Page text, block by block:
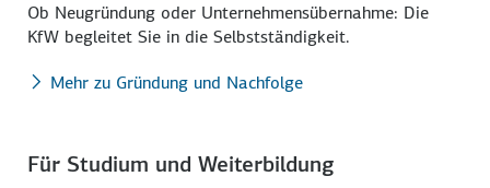
Ob Neu­gründung oder Unternehmens­übernahme: Die
KfW begleitet Sie in die Selbst­ständigkeit.
Mehr zu Gründung und Nachfolge
Für Studium und Weiterbildung